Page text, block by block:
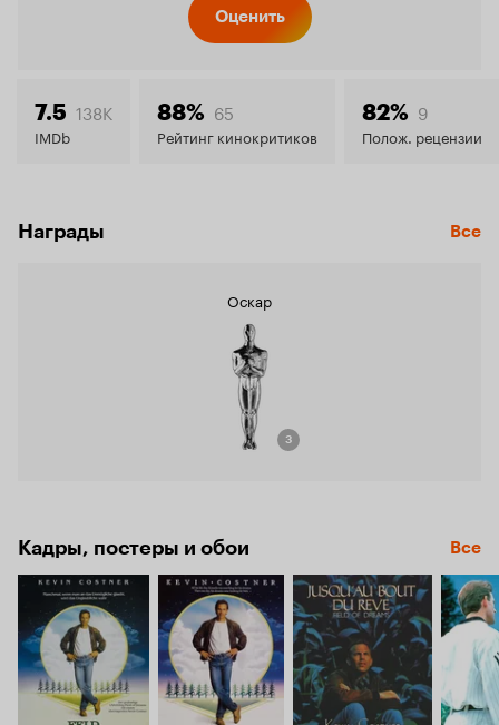
7.2
Оценить
7.5 138K
IMDb
88% 65
Рейтинг кинокритиков
82% 9
Полож. рецензии
Награды Все
Оскар
3
Кадры, постеры и обои Все